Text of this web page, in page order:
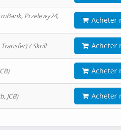
mBank, Przelewy24,
Acheter
/ Skrill Acheter
Acheter
JCB) Acheter